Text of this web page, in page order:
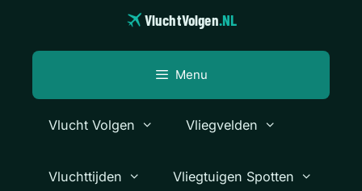
VluchtVolgen.NL
Menu
Vlucht Volgen Vliegvelden
Vluchttijden Vliegtuigen Spotten